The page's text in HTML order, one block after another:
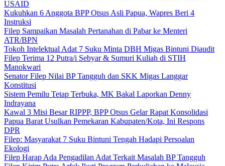
USAID
Kukuhkan 6 Anggota BPP Otsus Asli Papua, Wapres Beri 4
Instruksi
Filep Sampaikan Masalah Pertanahan di Pabar ke Menteri
ATR/BPN
Tokoh Intelektual Adat 7 Suku Minta DBH Migas Bintuni Diaudit
Filep Terima 12 Putra/i Sebyar & Sumuri Kuliah di STIH
Manokwari
Senator Filep Nilai BP Tangguh dan SKK Migas Langgar
Konstitusi
Sistem Pemilu Tetap Terbuka, MK Bakal Laporkan Denny
Indrayana
Kawal 3 Misi Besar RIPPP, BPP Otsus Gelar Rapat Konsolidasi
Papua Barat Usulkan Pemekaran Kabupaten/Kota, Ini Respons
DPR
Filep: Masyarakat 7 Suku Bintuni Tengah Hadapi Persoalan
Ekologi
Filep Harap Ada Pengadilan Adat Terkait Masalah BP Tangguh